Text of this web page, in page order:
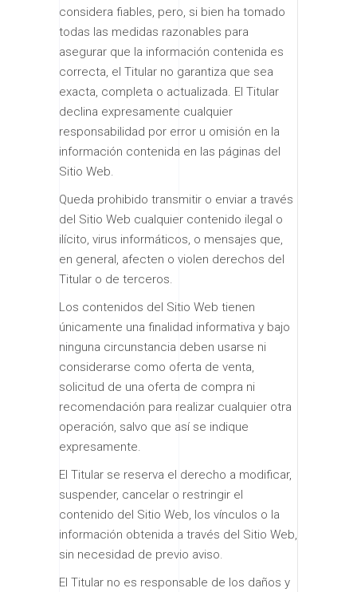
considera fiables, pero, si bien ha tomado
todas las medidas razonables para
asegurar que la información contenida es
correcta, el Titular no garantiza que sea
exacta, completa o actualizada. El Titular
declina expresamente cualquier
responsabilidad por error u omisión en la
información contenida en las páginas del
Sitio Web.
Queda prohibido transmitir o enviar a través
del Sitio Web cualquier contenido ilegal o
ilícito, virus informáticos, o mensajes que,
en general, afecten o violen derechos del
Titular o de terceros.
Los contenidos del Sitio Web tienen
únicamente una finalidad informativa y bajo
ninguna circunstancia deben usarse ni
considerarse como oferta de venta,
solicitud de una oferta de compra ni
recomendación para realizar cualquier otra
operación, salvo que así se indique
expresamente.
El Titular se reserva el derecho a modificar,
suspender, cancelar o restringir el
contenido del Sitio Web, los vínculos o la
información obtenida a través del Sitio Web,
sin necesidad de previo aviso.
El Titular no es responsable de los daños y